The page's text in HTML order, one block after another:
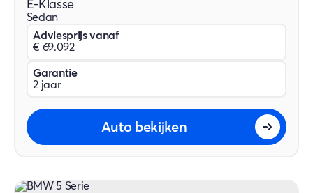
E-Klasse
Sedan
Adviesprijs vanaf
€ 69.092
Garantie
2 jaar
Auto bekijken